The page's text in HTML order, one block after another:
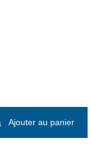
Ajouter au panier